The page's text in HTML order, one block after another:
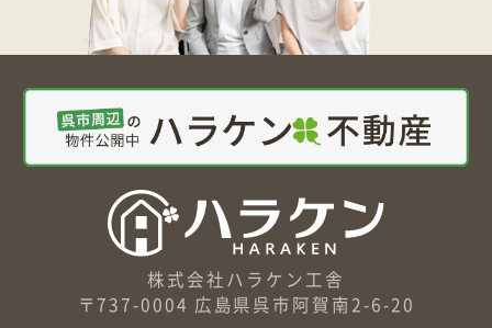
株式会社ハラケン工舎
〒737-0004 広島県呉市阿賀南2-6-20